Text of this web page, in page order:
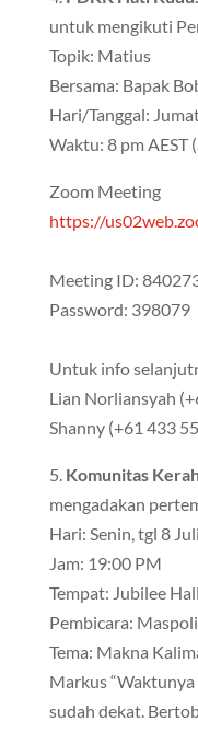
untuk mengikuti
Topik: Matius
Bersama: Bapak
Hari/Tanggal:
Waktu: 8 pm AEST
Zoom Meeting
https://
Meeting ID:
Password: 398079
Untuk info
Lian Norliansyah
Shanny (+61 433
5. Komunitas
mengadakan
Hari: Senin, tgl 8
Jam: 19:00 PM
Tempat: Jubilee
Pembicara:
Tema: Makna
Markus
sudah dekat.